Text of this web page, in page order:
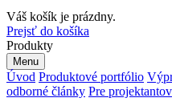
Váš košík je prázdny.
Prejsť do košíka
Produkty
Menu
Úvod Produktové portfólio
odborné články Pre projektantov